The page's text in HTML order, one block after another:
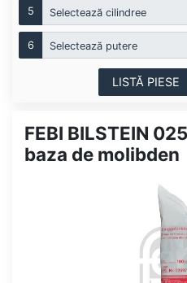
5 Selectează cilindree
6 Selectează putere
LISTĂ PIESE
FEBI BILSTEIN
baza de molibden